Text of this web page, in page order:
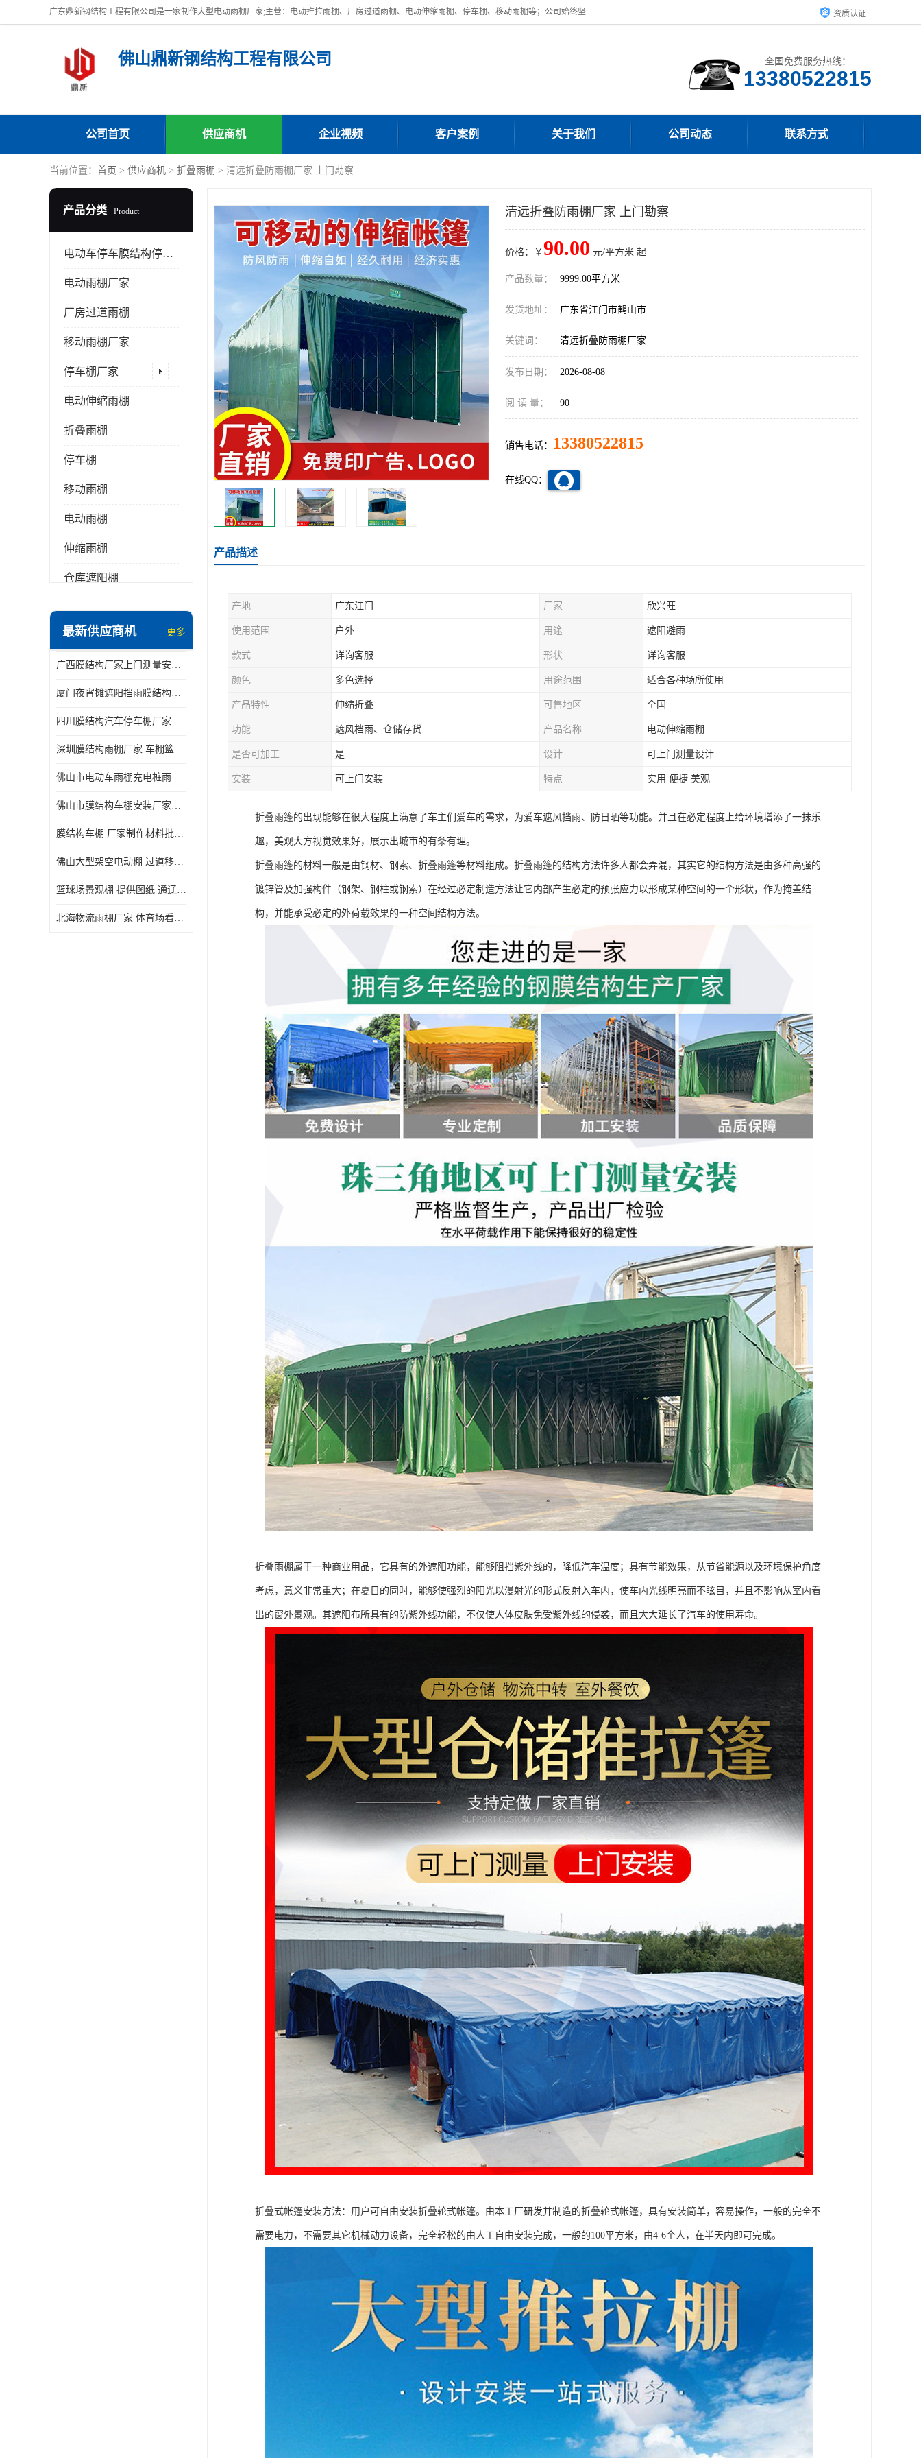
广东鼎新钢结构工程有限公司是一家制作大型电动雨棚厂家;主营：电动推拉雨棚、厂房过道雨棚、电动伸缩雨棚、停车棚、移动雨棚等；公司始终坚持结构创新,品质优越,美观形象,且售后服务好。公司充分吸纳当今休闲用品的前端技术和风格,为您带来质价相宜,时尚典雅的各种户外用品, 资质认证
佛山鼎新钢结构工程有限公司 全国免费服务热线：
13380522815
公司首页 供应商机 企业视频 客户案例 关于我们 公司动态 联系方式
当前位置： 首页 > 供应商机 > 折叠雨棚 > 清远折叠防雨棚厂家 上门勘察
产品分类 Product
电动车停车膜结构停车棚
电动雨棚厂家
厂房过道雨棚
移动雨棚厂家
停车棚厂家
电动伸缩雨棚
折叠雨棚
停车棚
移动雨棚
电动雨棚
伸缩雨棚
仓库遮阳棚
电动推拉雨棚
膜结构停景观棚
最新供应商机 更多
广西膜结构厂家上门测量安装发货，厂家发货没有差价
厦门夜宵摊遮阳挡雨膜结构雨棚设计 上门测量 款式多
四川膜结构汽车停车棚厂家 款式多 提供报价
深圳膜结构雨棚厂家 车棚篮球场体育看台 规格多样
佛山市电动车雨棚充电桩雨棚小区电动车棚
佛山市膜结构车棚安装厂家发货安装
膜结构车棚 厂家制作材料批发安装一体式工厂
佛山大型架空电动棚 过道移动雨蓬 屋轨道悬空棚免费测量
篮球场景观棚 提供图纸 通辽膜结构厂家
北海物流雨棚厂家 体育场看台雨棚 价格优惠
清远折叠防雨棚厂家 上门勘察
价格：￥ 90.00 元/平方米 起
产品数量： 9999.00平方米
发货地址： 广东省江门市鹤山市
关键词： 清远折叠防雨棚厂家
发布日期： 2026-08-08
阅 读 量： 90
销售电话： 13380522815
在线QQ：
产品描述
产地 广东江门 厂家 欣兴旺
使用范围 户外 用途 遮阳避雨
款式 详询客服 形状 详询客服
颜色 多色选择 用途范围 适合各种场所使用
产品特性 伸缩折叠 可售地区 全国
功能 遮风档雨、仓储存货 产品名称 电动伸缩雨棚
是否可加工 是 设计 可上门测量设计
安装 可上门安装 特点 实用 便捷 美观
折叠雨篷的出现能够在很大程度上满意了车主们爱车的需求，为爱车遮风挡雨、防日晒等功能。并且在必定程度上给环境增添了一抹乐
趣，美观大方视觉效果好，展示出城市的有条有理。
折叠雨篷的材料一般是由钢材、钢索、折叠雨篷等材料组成。折叠雨篷的结构方法许多人都会弄混，其实它的结构方法是由多种高强的
镀锌管及加强构件（钢架、钢柱或钢索）在经过必定制造方法让它内部产生必定的预张应力以形成某种空间的一个形状，作为掩盖结
构，并能承受必定的外荷载效果的一种空间结构方法。
折叠雨棚属于一种商业用品，它具有的外遮阳功能，能够阻挡紫外线的，降低汽车温度；具有节能效果，从节省能源以及环境保护角度
考虑，意义非常重大；在夏日的同时，能够使强烈的阳光以漫射光的形式反射入车内，使车内光线明亮而不眩目，并且不影响从室内看
出的窗外景观。其遮阳布所具有的防紫外线功能，不仅使人体皮肤免受紫外线的侵袭，而且大大延长了汽车的使用寿命。
折叠式帐篷安装方法：用户可自由安装折叠轮式帐篷。由本工厂研发并制造的折叠轮式帐篷，具有安装简单，容易操作，一般的完全不
需要电力，不需要其它机械动力设备，完全轻松的由人工自由安装完成，一般的100平方米，由4-6个人，在半天内即可完成。